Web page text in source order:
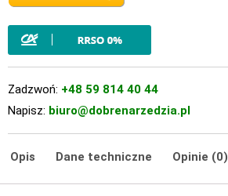
Zadzwoń: +48 59 814 40 44
Napisz: biuro@dobrenarzedzia.pl
Opis Dane techniczne Opinie (0)